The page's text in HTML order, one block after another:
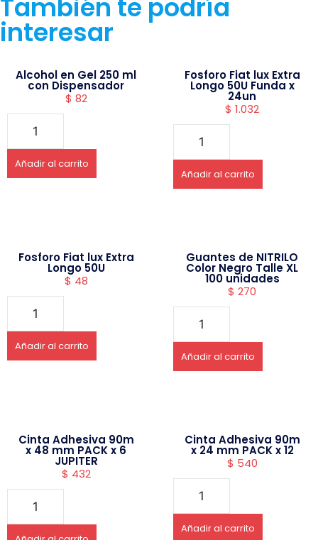
También te podría
interesar
Alcohol en Gel 250 ml
con Dispensador
$ 82
Añadir al carrito
Fosforo Fiat lux Extra
Longo 50U Funda x
24un
$ 1.032
Añadir al carrito
Fosforo Fiat lux Extra
Longo 50U
$ 48
Añadir al carrito
Guantes de NITRILO
Color Negro Talle XL
100 unidades
$ 270
Añadir al carrito
Cinta Adhesiva 90m
x 48 mm PACK x 6
JUPITER
$ 432
Cinta Adhesiva 90m
x 24 mm PACK x 12
$ 540
Añadir al carrito